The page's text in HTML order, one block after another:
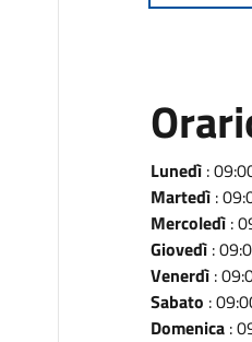
Lunedì:
Martedì:
Mercoledì:
Giovedì:
Venerdì:
Sabato :
Domenica: